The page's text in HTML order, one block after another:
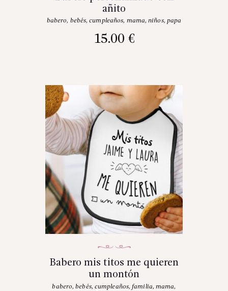
añito
babero, bebés,cumpleaños, mama,niños, papa
15.00 €
Babero mis titos me quieren
un montón
babero,bebés, cumpleaños,familia,mama,